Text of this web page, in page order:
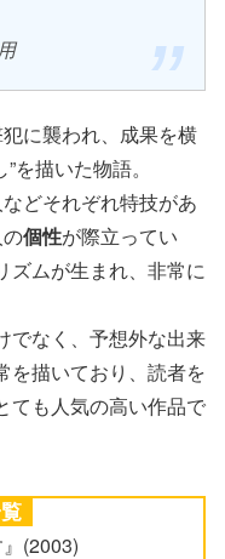
に襲われ、成果を横
を描いた物語。
どそれぞれ特技があ
個性が際立ってい
ズムが生まれ、非常に
でなく、予想外な出来
を描いており、読者を
ても人気の高い作品で
(2003)